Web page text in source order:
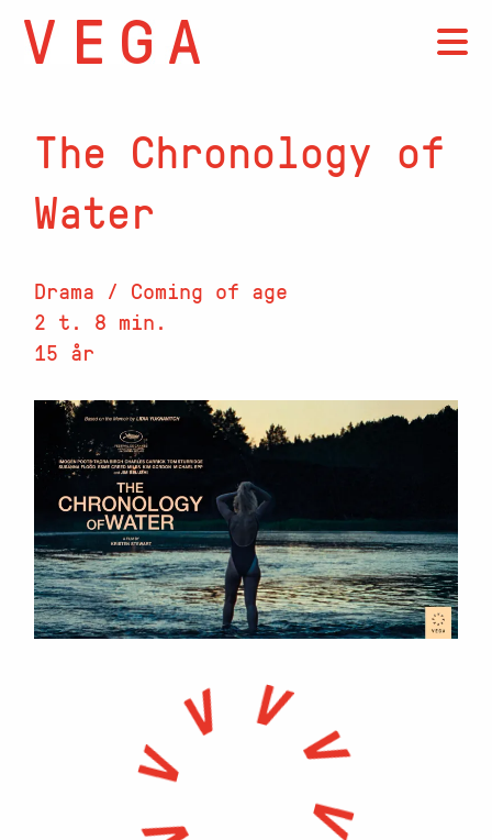
The Chronology of
Water
Drama / Coming of age
2 t. 8 min.
15 år